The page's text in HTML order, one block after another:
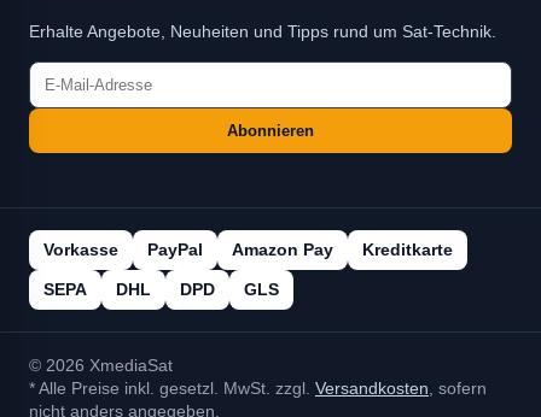
Erhalte Angebote, Neuheiten und Tipps rund um Sat-Technik.
Abonnieren
Vorkasse PayPal Amazon Pay Kreditkarte
SEPA DHL DPD GLS
© 2026 XmediaSat
* Alle Preise inkl. gesetzl. MwSt. zzgl. Versandkosten, sofern
nicht anders angegeben.